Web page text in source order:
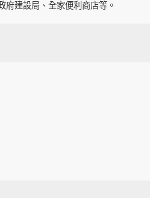
府建設局、全家便利商店等。